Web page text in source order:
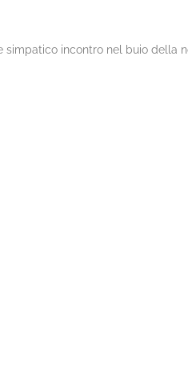
incontro nel buio della